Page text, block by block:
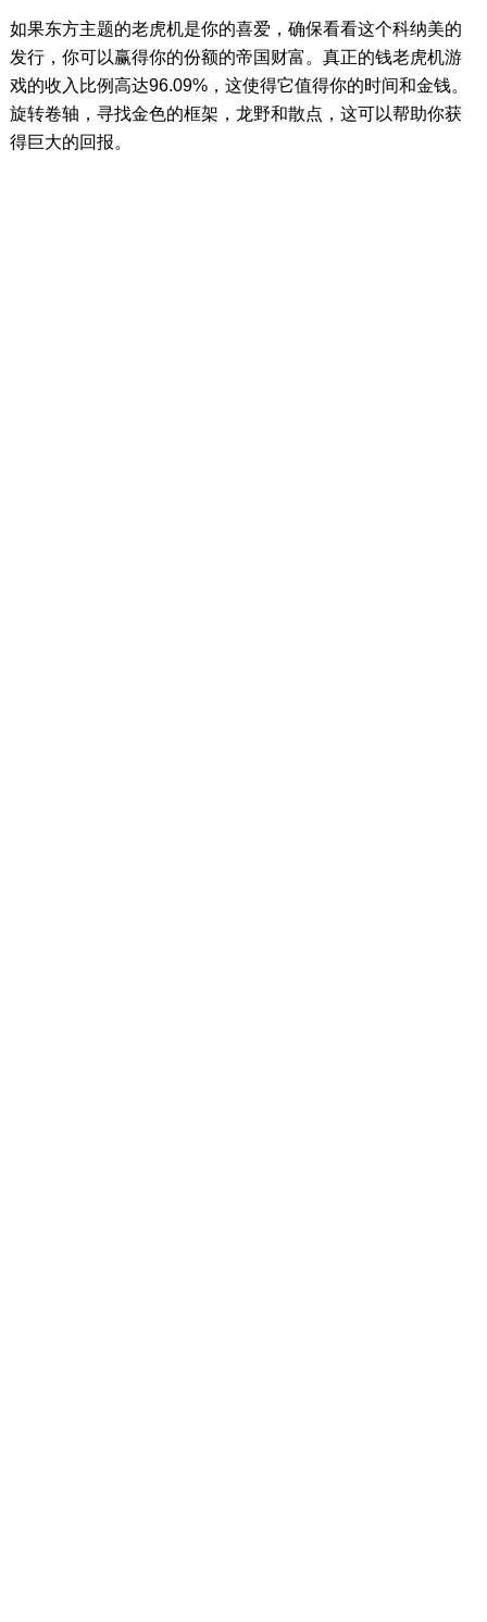
如果东方主题的老虎机是你的喜爱，确保看看这个科纳美的
发行，你可以赢得你的份额的帝国财富。真正的钱老虎机游
戏的收入比例高达96.09%，这使得它值得你的时间和金钱。
旋转卷轴，寻找金色的框架，龙野和散点，这可以帮助你获
得巨大的回报。